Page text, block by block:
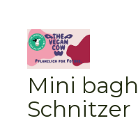
Mini
Schnitzer